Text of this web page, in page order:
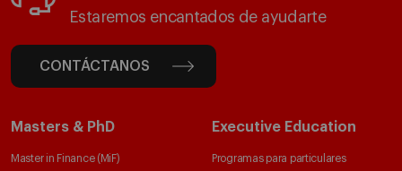
Estaremos encantados de ayudarte
CONTÁCTANOS
Masters & PhD
Master in Finance (MiF)
Executive Education
Programas para particulares